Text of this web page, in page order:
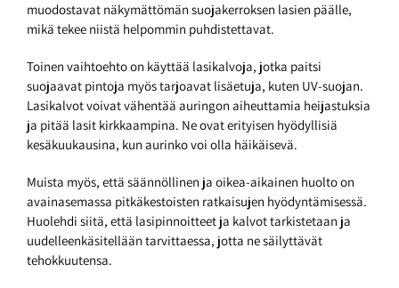
muodostavat näkymättömän suojakerroksen lasien päälle,
mikä tekee niistä helpommin puhdistettavat.
Toinen vaihtoehto on käyttää lasikalvoja, jotka paitsi
suojaavat pintoja myös tarjoavat lisäetuja, kuten UV-suojan.
Lasikalvot voivat vähentää auringon aiheuttamia heijastuksia
ja pitää lasit kirkkaampina. Ne ovat erityisen hyödyllisiä
kesäkuukausina, kun aurinko voi olla häikäisevä.
Muista myös, että säännöllinen ja oikea-aikainen huolto on
avainasemassa pitkäkestoisten ratkaisujen hyödyntämisessä.
Huolehdi siitä, että lasipinnoitteet ja kalvot tarkistetaan ja
uudelleenkäsitellään tarvittaessa, jotta ne säilyttävät
tehokkuutensa.